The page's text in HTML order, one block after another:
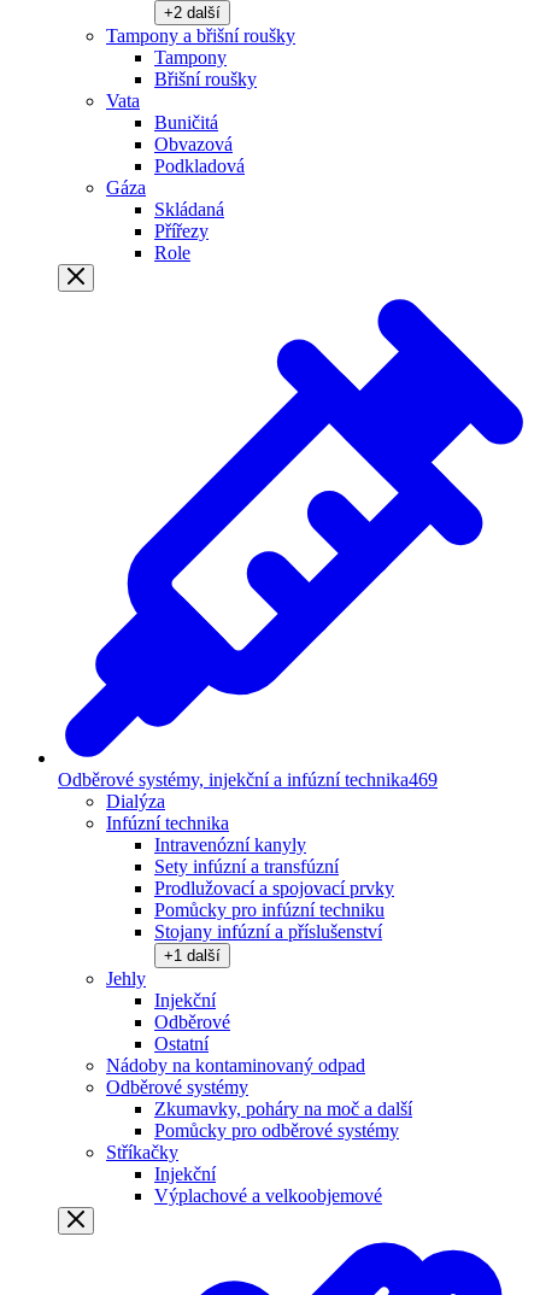
+2 další
Tampony a břišní roušky
Tampony
Břišní roušky
Vata
Buničitá
Obvazová
Podkladová
Gáza
Skládaná
Přířezy
Role
Odběrové systémy, injekční a infúzní technika469
Dialýza
Infúzní technika
Intravenózní kanyly
Sety infúzní a transfúzní
Prodlužovací a spojovací prvky
Pomůcky pro infúzní techniku
Stojany infúzní a příslušenství
+1 další
Jehly
Injekční
Odběrové
Ostatní
Nádoby na kontaminovaný odpad
Odběrové systémy
Zkumavky, poháry na moč a další
Pomůcky pro odběrové systémy
Stříkačky
Injekční
Výplachové a velkoobjemové